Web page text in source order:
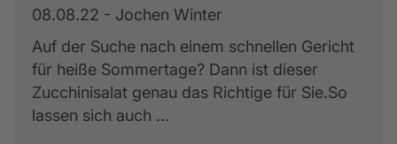
08.08.22 - Jochen Winter
Auf der Suche nach einem schnellen Gericht
für heiße Sommertage? Dann ist dieser
Zucchinisalat genau das Richtige für Sie.So
lassen sich auch ...